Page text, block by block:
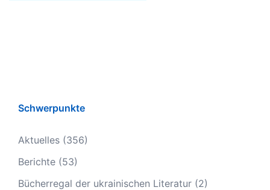
Schwerpunkte
Aktuelles (356)
Berichte (53)
Bücherregal der ukrainischen Literatur (2)